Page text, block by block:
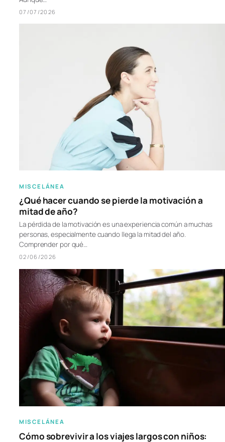
07/07/2026
MISCELÁNEA
¿Qué hacer cuando se pierde la motivación a
mitad de año?
La pérdida de la motivación es una experiencia común a muchas
personas, especialmente cuando llega la mitad del año.
Comprender por qué…
02/06/2026
MISCELÁNEA
Cómo sobrevivir a los viajes largos con niños: